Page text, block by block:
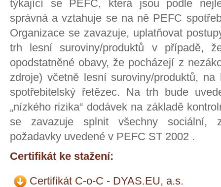
týkající se PEFC, která jsou podle
správná a vztahuje se na ně PEFC
Organizace se zavazuje, uplatňovat
trh lesní suroviny/produktů v případě,
opodstatněné obavy, že pocházejí z
zdroje) včetně lesní suroviny/produktů,
spotřebitelský řetězec. Na trh bude
„nízkého rizika“ dodávek na základě
se zavazuje splnit všechny sociální,
požadavky uvedené v PEFC ST 2002 .
Certifikát ke stažení:
Certifikát C-o-C - DYAS.EU, a.s.